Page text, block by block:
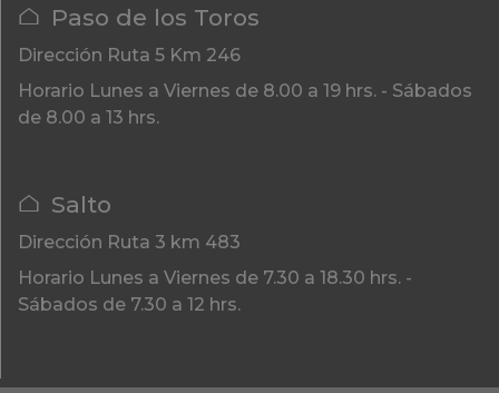
Paso de los Toros
Dirección Ruta 5 Km 246
Horario Lunes a Viernes de 8.00 a 19 hrs. - Sábados
de 8.00 a 13 hrs.
Salto
Dirección Ruta 3 km 483
Horario Lunes a Viernes de 7.30 a 18.30 hrs. -
Sábados de 7.30 a 12 hrs.